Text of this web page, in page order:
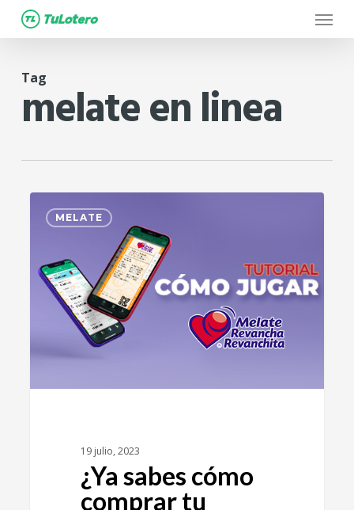
Skip
to
content
Menu
Tag
melate en linea
MELATE
19 julio, 2023
¿Ya sabes cómo
comprar tu